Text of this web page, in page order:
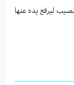
ليرفع يده عنها